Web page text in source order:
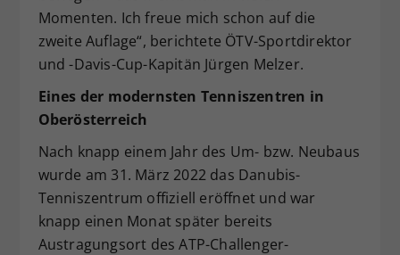
Momenten. Ich freue mich schon auf die
zweite Auflage“, berichtete ÖTV-Sportdirektor
und -Davis-Cup-Kapitän Jürgen Melzer.
Eines der modernsten Tenniszentren in
Oberösterreich
Nach knapp einem Jahr des Um- bzw. Neubaus
wurde am 31. März 2022 das Danubis-
Tenniszentrum offiziell eröffnet und war
knapp einen Monat später bereits
Austragungsort des ATP-Challenger-